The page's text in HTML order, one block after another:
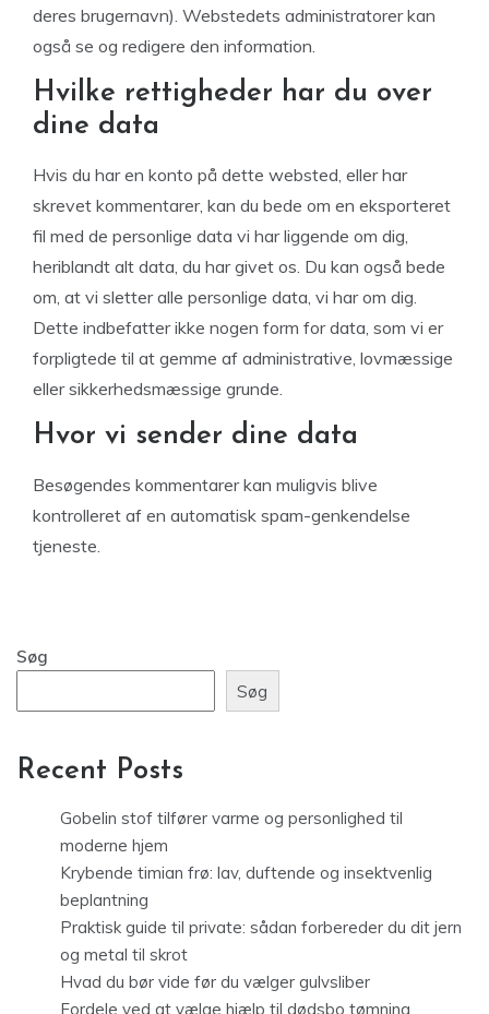
deres brugernavn). Webstedets administratorer kan
også se og redigere den information.
Hvilke rettigheder har du over
dine data
Hvis du har en konto på dette websted, eller har
skrevet kommentarer, kan du bede om en eksporteret
fil med de personlige data vi har liggende om dig,
heriblandt alt data, du har givet os. Du kan også bede
om, at vi sletter alle personlige data, vi har om dig.
Dette indbefatter ikke nogen form for data, som vi er
forpligtede til at gemme af administrative, lovmæssige
eller sikkerhedsmæssige grunde.
Hvor vi sender dine data
Besøgendes kommentarer kan muligvis blive
kontrolleret af en automatisk spam-genkendelse
tjeneste.
Søg
Søg
Recent Posts
Gobelin stof tilfører varme og personlighed til
moderne hjem
Krybende timian frø: lav, duftende og insektvenlig
beplantning
Praktisk guide til private: sådan forbereder du dit jern
og metal til skrot
Hvad du bør vide før du vælger gulvsliber
Fordele ved at vælge hjælp til dødsbo tømning